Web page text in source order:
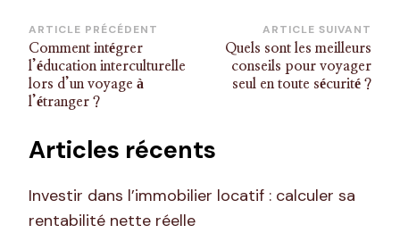
Navigation
d’article
ARTICLE PRÉCÉDENT
Comment intégrer
l’éducation interculturelle
lors d’un voyage à
l’étranger ?
ARTICLE SUIVANT
Quels sont les meilleurs
conseils pour voyager
seul en toute sécurité ?
Articles récents
Investir dans l’immobilier locatif : calculer sa
rentabilité nette réelle